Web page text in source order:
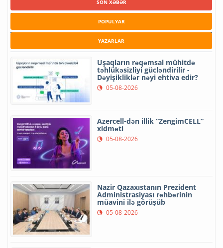
SON XƏBƏR
POPULYAR
YAZARLAR
Uşaqların rəqəmsal mühitdə
təhlükəsizliyi gücləndirilir -
Dəyişikliklər nəyi ehtiva edir?
05-08-2026
Azercell-dən illik “ZengimCELL”
xidməti
05-08-2026
Nazir Qazaxıstanın Prezident
Administrasiyası rəhbərinin
müavini ilə görüşüb
05-08-2026